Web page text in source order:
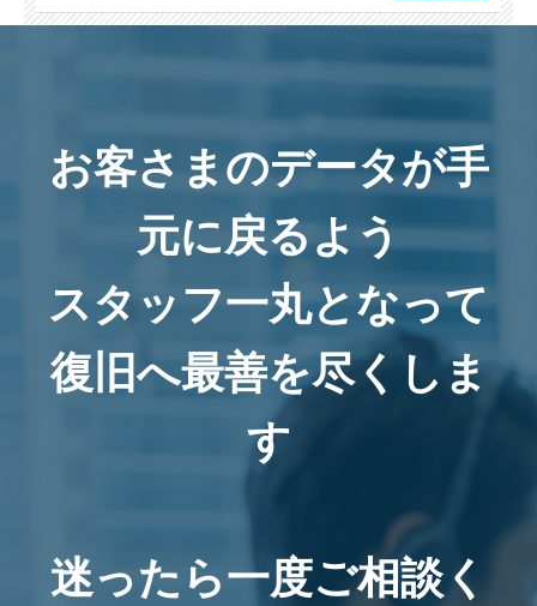
お客さまのデータが手
元に戻るよう
スタッフ一丸となって
復旧へ最善を尽くしま
す
迷ったら一度ご相談く